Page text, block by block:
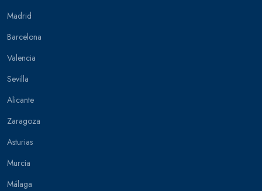
Madrid
Barcelona
Valencia
Sevilla
Alicante
Zaragoza
Asturias
Murcia
Málaga